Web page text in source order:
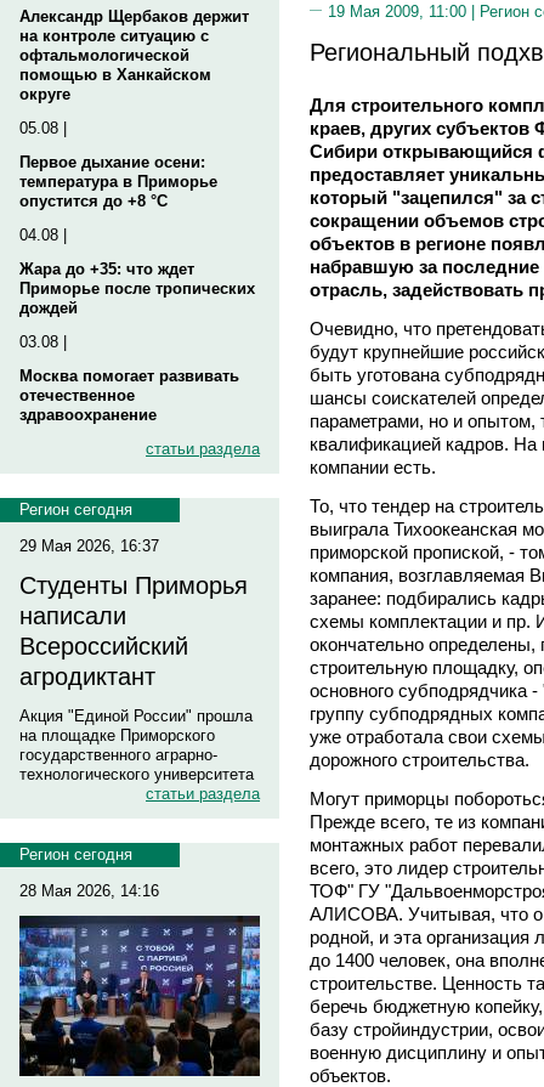
Александр Щербаков держит
на контроле ситуацию с
офтальмологической
помощью в Ханкайском
округе
05.08 |
Первое дыхание осени:
температура в Приморье
опустится до +8 °C
04.08 |
Жара до +35: что ждет
Приморье после тропических
дождей
03.08 |
Москва помогает развивать
отечественное
здравоохранение
статьи раздела
Регион сегодня
29 Мая 2026, 16:37
Студенты Приморья
написали
Всероссийский
агродиктант
Акция "Единой России" прошла
на площадке Приморского
государственного аграрно-
технологического университета
статьи раздела
Регион сегодня
28 Мая 2026, 14:16
19 Мая 2009, 11:00 | Регион
Региональный
Для строительного
краев, других
Сибири открывающийся
предоставляет
который "зацепился" за
сокращении объемов
объектов в регионе
набравшую за
отрасль, задействовать
Очевидно, что
будут крупнейшие
быть уготована
шансы соискателей
параметрами, но и опытом,
квалификацией кадров.
компании есть.
То, что тендер на
выиграла Тихоокеанская
приморской пропиской, -
компания,
заранее: подбирались
схемы комплектации и пр.
окончательно
строительную площадку,
основного субподрядчика
группу субподрядных
уже отработала свои
дорожного строительства.
Могут приморцы
Прежде всего, те из
монтажных работ
всего, это лидер
ТОФ" ГУ
АЛИСОВА. Учитывая, что
родной, и эта организация
до 1400 человек, она
строительстве. Ценность
беречь бюджетную
базу стройиндустрии,
военную дисциплину и
объектов.